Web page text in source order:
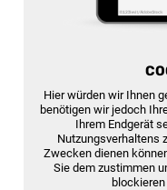
Hier würden wir Ihnen
benötigen wir jedoch
Ihrem Endgerät
Nutzungsverhaltens
Zwecken dienen
Sie dem zustimmen